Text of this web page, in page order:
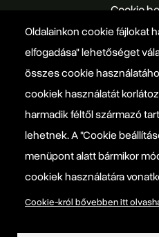
Cookie
EPP
Oldalainkon cookie fájlokat
elfogadása" lehetőséget
összes cookie
cookiek használatát
harmadik féltől származó
lehetnek. A "Cookie
menüpont alatt bármikor
cookiek használatára
Cookie-król bővebben itt